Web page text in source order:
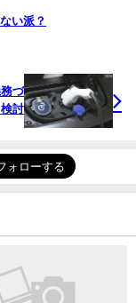
い派？
づ
討